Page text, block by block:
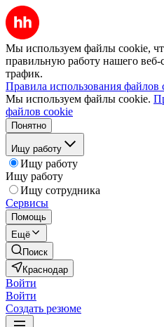
Мы используем файлы cookie,
правильную работу нашего веб-
трафик.
Правила использования файлов
Мы используем файлы cookie.
файлов cookie
Понятно
Ищу работу
Ищу работу
Ищу работу
Ищу сотрудника
Сервисы
Помощь
Ещё
Поиск
Краснодар
Войти
Войти
Создать резюме